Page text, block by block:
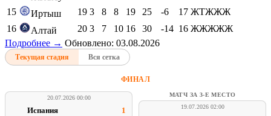
15
Иртыш 19 3 8 8 19 25 -6 17 ЖТЖЖЖ
16
Алтай 20 3 7 10 16 30 -14 16 ЖЖЖЖЖ
Подробнее → Обновлено: 03.08.2026
Текущая стадия Вся сетка
ФИНАЛ
20.07.2026 00:00
Испания 1
МАТЧ ЗА 3-Е МЕСТО
19.07.2026 02:00